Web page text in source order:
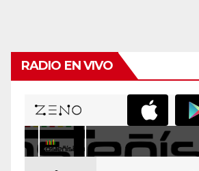
RADIO EN VIVO